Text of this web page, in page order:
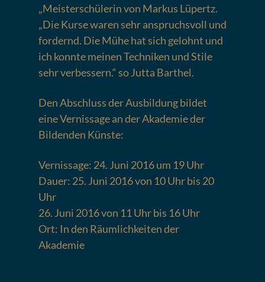
„Meisterschülerin von Markus Lüpertz.
„Die Kurse waren sehr anspruchsvoll und
fordernd. Die Mühe hat sich gelohnt und
ich konnte meinen Techniken und Stile
sehr verbessern.“ so Jutta Barthel.
Den Abschluss der Ausbildung bildet
eine Vernissage an der Akademie der
Bildenden Künste:
Vernissage: 24. Juni 2016 um 19 Uhr
Dauer: 25. Juni 2016 von 10 Uhr bis 20
Uhr
26. Juni 2016 von 11 Uhr bis 16 Uhr
Ort: In den Räumlichkeiten der
Akademie